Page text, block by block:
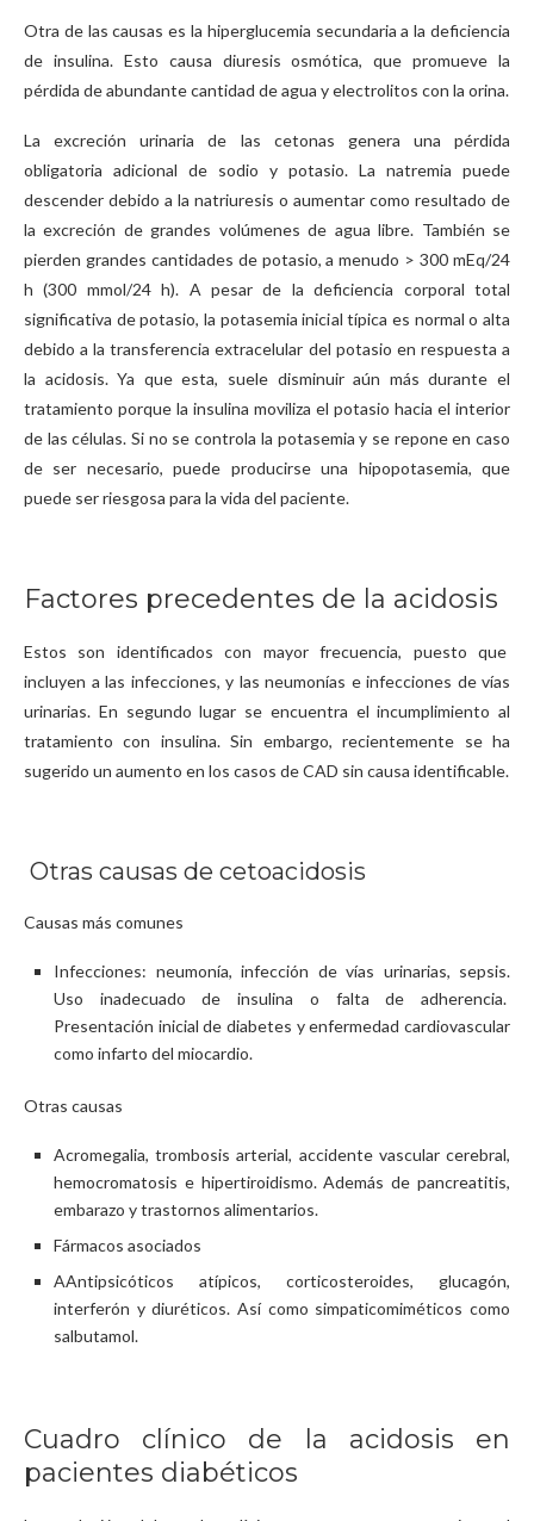
Otra de las causas es la hiperglucemia secundaria a la deficiencia
de insulina. Esto causa diuresis osmótica, que promueve la
pérdida de abundante cantidad de agua y electrolitos con la orina.
​La excreción urinaria de las cetonas genera una pérdida
obligatoria adicional de sodio y potasio. La natremia puede
descender debido a la natriuresis o aumentar como resultado de
la excreción de grandes volúmenes de agua libre. También se
pierden grandes cantidades de potasio, a menudo > 300 mEq/24
h (300 mmol/24 h). A pesar de la deficiencia corporal total
significativa de potasio, la potasemia inicial típica es normal o alta
debido a la transferencia extracelular del potasio en respuesta a
la acidosis. Ya que esta, suele disminuir aún más durante el
tratamiento porque la insulina moviliza el potasio hacia el interior
de las células. Si no se controla la potasemia y se repone en caso
de ser necesario, puede producirse una hipopotasemia, que
puede ser riesgosa para la vida del paciente.
Factores precedentes de la acidosis
Estos son identificados con mayor frecuencia, puesto que
incluyen a las infecciones, y las neumonías e infecciones de vías
urinarias. En segundo lugar se encuentra el incumplimiento al
tratamiento con insulina. Sin embargo, recientemente se ha
sugerido un aumento en los casos de CAD sin causa identificable.
Otras causas de cetoacidosis
Causas más comunes
Infecciones: neumonía, infección de vías urinarias, sepsis.
Uso inadecuado de insulina o falta de adherencia.
Presentación inicial de diabetes y enfermedad cardiovascular
como infarto del miocardio.
Otras causas
Acromegalia, trombosis arterial, accidente vascular cerebral,
hemocromatosis e hipertiroidismo. Además de pancreatitis,
embarazo y trastornos alimentarios.
Fármacos asociados
​A​Antipsicóticos atípicos, corticosteroides, glucagón,
interferón y diuréticos. Así como simpaticomiméticos como
salbutamol.
Cuadro clínico de la acidosis en
pacientes diabéticos